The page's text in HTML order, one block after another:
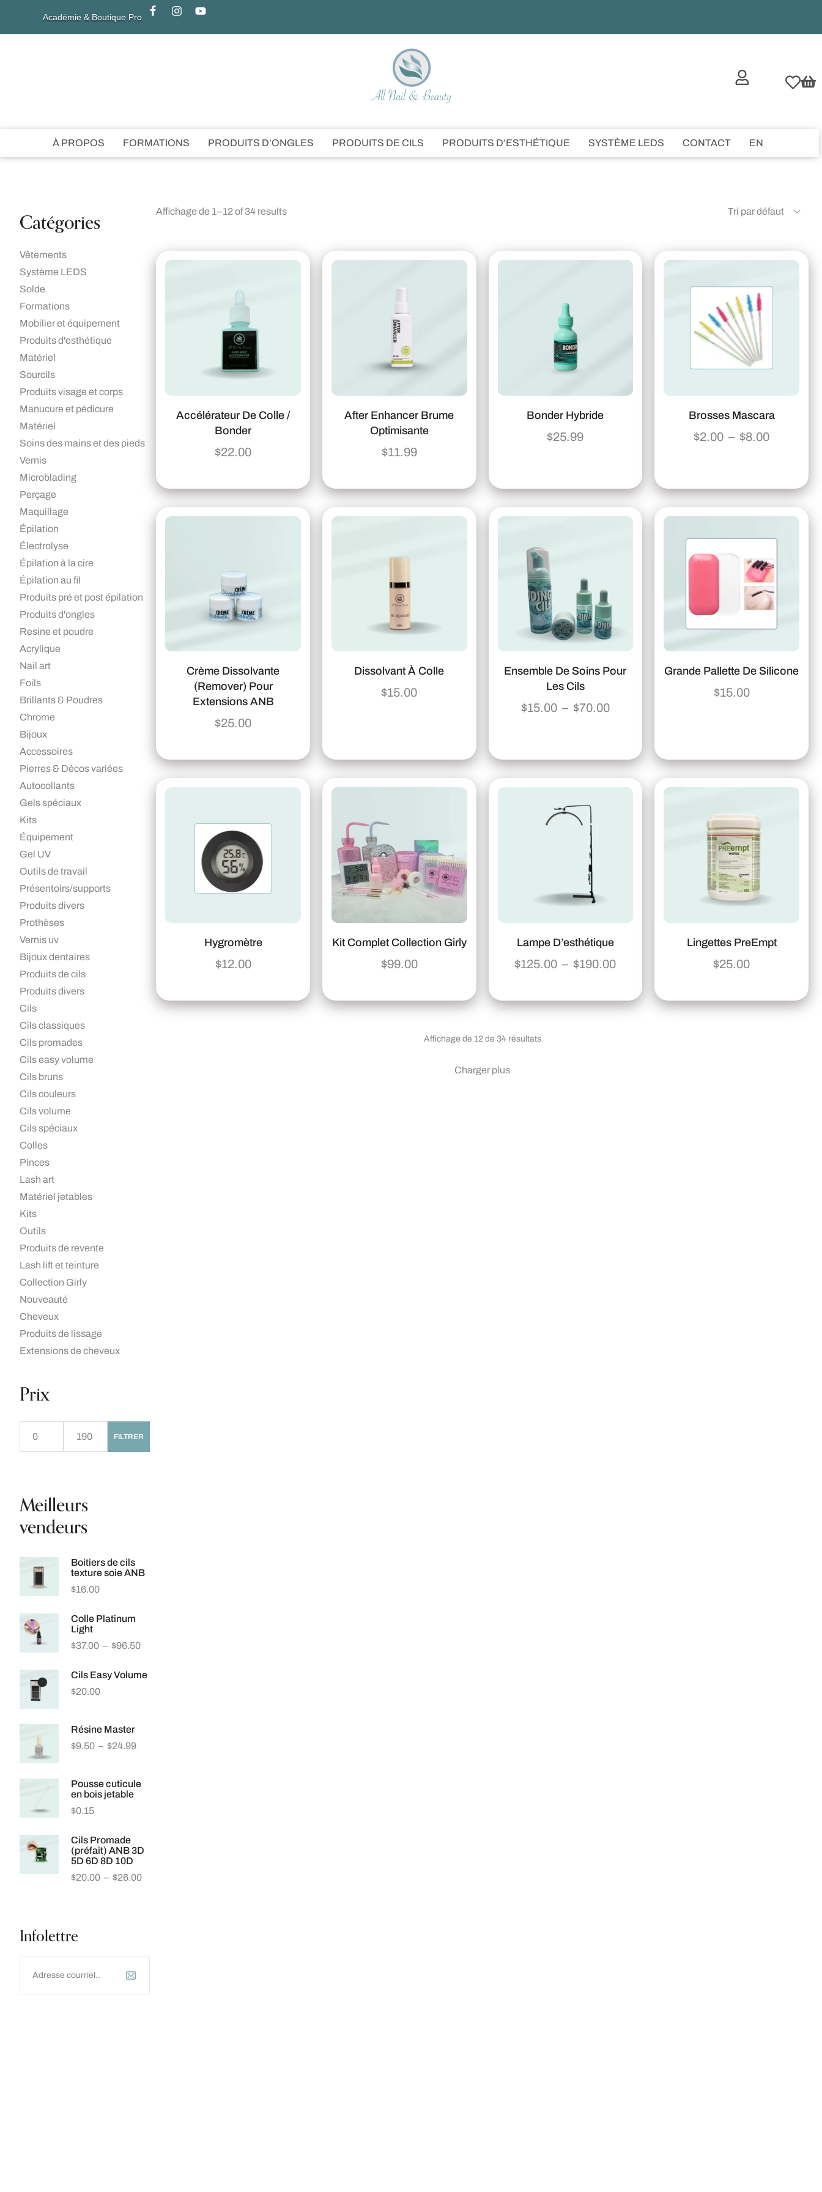
Académie & Boutique Pro
À PROPOS FORMATIONS PRODUITS D’ONGLES PRODUITS DE CILS PRODUITS D’ESTHÉTIQUE SYSTÈME LEDS CONTACT EN
Catégories
Vêtements
Système LEDS
Solde
Formations
Mobilier et équipement
Produits d'esthétique
Matériel
Sourcils
Produits visage et corps
Manucure et pédicure
Matériel
Soins des mains et des pieds
Vernis
Microblading
Perçage
Maquillage
Épilation
Électrolyse
Épilation à la cire
Épilation au fil
Produits pré et post épilation
Produits d'ongles
Resine et poudre
Acrylique
Nail art
Foils
Brillants & Poudres
Chrome
Bijoux
Accessoires
Pierres & Décos variées
Autocollants
Gels spéciaux
Kits
Équipement
Gel UV
Outils de travail
Présentoirs/supports
Produits divers
Prothèses
Vernis uv
Bijoux dentaires
Produits de cils
Produits divers
Cils
Cils classiques
Cils promades
Cils easy volume
Cils bruns
Cils couleurs
Cils volume
Cils spéciaux
Colles
Pinces
Lash art
Matériel jetables
Kits
Outils
Produits de revente
Lash lift et teinture
Collection Girly
Nouveauté
Cheveux
Produits de lissage
Extensions de cheveux
Prix
FILTRER
Meilleurs
vendeurs
Boitiers de cils
texture soie ANB
$16.00
Colle Platinum
Light
$37.00 – $96.50
Cils Easy Volume
$20.00
Résine Master
$9.50 – $24.99
Pousse cuticule
en bois jetable
$0.15
Cils Promade
(préfait) ANB 3D
5D 6D 8D 10D
$20.00 – $26.00
Infolettre
Affichage de 1–12 of 34 results Tri par défaut
Accélérateur De Colle /
Bonder
$22.00
After Enhancer Brume
Optimisante
$11.99
Bonder Hybride
$25.99
Brosses Mascara
$2.00 – $8.00
Crème Dissolvante
(remover) Pour
Extensions ANB
$25.00
Dissolvant À Colle
$15.00
Ensemble De Soins Pour
Les Cils
$15.00 – $70.00
Grande Pallette De Silicone
$15.00
Hygromètre
$12.00
Kit Complet Collection Girly
$99.00
Lampe D’esthétique
$125.00 – $190.00
Lingettes PreEmpt
$25.00
Affichage de 12 de 34 résultats
Charger plus